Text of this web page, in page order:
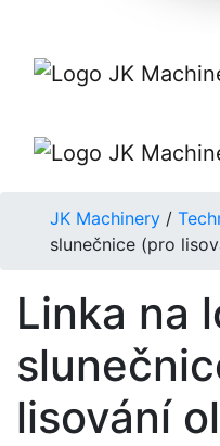
JK Machinery /
slunečnice (pro
Linka na
lisování